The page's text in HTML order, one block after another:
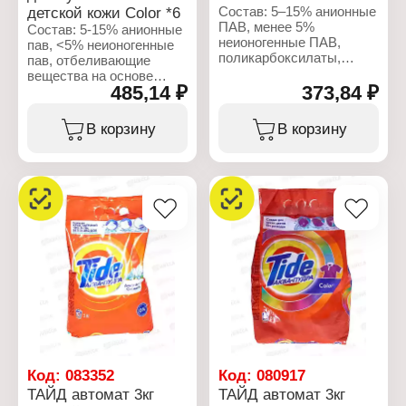
детской кожи Color *6
Состав: 5-15% анионные
пав, <5% неионогенные
пав, отбеливающие
вещества на основе
кислорода, фосфонаты,
поликарбоксилаты,
цеолиты, энзимы,
оптические
добавки
Характеристики:
Производитель: Procter
& Gamble
Бренд: Tide
Тип товара: Стиральный
порошок
Название: Color Для
чувствительной кожи 0+
Тип белья: для цветного
Тип стирки: машинная
стирка
Вес: 2,4 кг
485,14 ₽
В корзину
Состав: 5–15% анионные
ПАВ, менее 5%
неионогенные ПАВ,
поликарбоксилаты,
ароматизирующие
добавки, линалоол.
Характеристики:
& Gamble
Бренд: Tide
Тип товара: Стиральный
порошок
Название: Color Аква-
пудра
Тип белья: для цветного
белья
Тип стирки: машинная
стирка
Вес: 2,5 кг
Упаковка: пакет
373,84 ₽
В корзину
Код: 083352
ТАЙД автомат 3кг
Код:080917
ТАЙД автомат 3кг